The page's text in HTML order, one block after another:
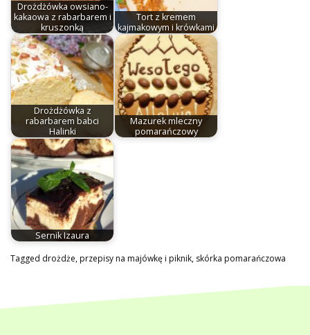
Drożdżówka owsiano-
kakaowa z rabarbarem i
kruszonką
Tort z kremem
kajmakowym i krówkami
Drożdżówka z
rabarbarem babci
Halinki
Mazurek mleczny
pomarańczowy
Sernik Izaura
Tagged drożdże,przepisy na majówkę i piknik, skórka pomarańczowa